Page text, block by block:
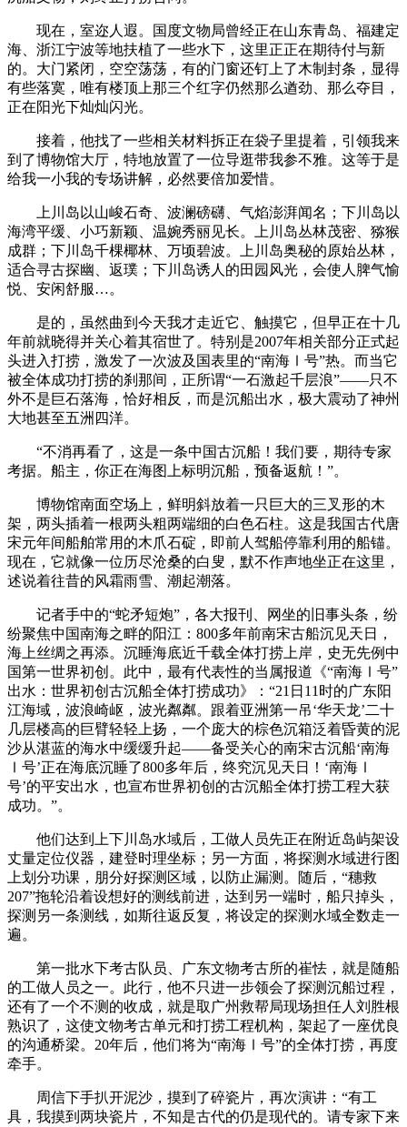
现在，室迩人遐。国度文物局曾经正在山东青岛、福建定
海、浙江宁波等地扶植了一些水下，这里正正在期待付与新
的。大门紧闭，空空荡荡，有的门窗还钉上了木制封条，显得
有些落寞，唯有楼顶上那三个红字仍然那么遒劲、那么夺目，
正在阳光下灿灿闪光。
接着，他找了一些相关材料拆正在袋子里提着，引领我来
到了博物馆大厅，特地放置了一位导逛带我参不雅。这等于是
给我一小我的专场讲解，必然要倍加爱惜。
上川岛以山峻石奇、波澜磅礴、气焰澎湃闻名；下川岛以
海湾平缓、小巧新颖、温婉秀丽见长。上川岛丛林茂密、猕猴
成群；下川岛千棵椰林、万顷碧波。上川岛奥秘的原始丛林，
适合寻古探幽、返璞；下川岛诱人的田园风光，会使人脾气愉
悦、安闲舒服…。
是的，虽然曲到今天我才走近它、触摸它，但早正在十几
年前就晓得并关心着其宿世了。特别是2007年相关部分正式起
头进入打捞，激发了一次波及国表里的“南海Ⅰ号”热。而当它
被全体成功打捞的刹那间，正所谓“一石激起千层浪”——只不
外不是巨石落海，恰好相反，而是沉船出水，极大震动了神州
大地甚至五洲四洋。
“不消再看了，这是一条中国古沉船！我们要，期待专家
考据。船主，你正在海图上标明沉船，预备返航！”。
博物馆南面空场上，鲜明斜放着一只巨大的三叉形的木
架，两头插着一根两头粗两端细的白色石柱。这是我国古代唐
宋元年间船舶常用的木爪石碇，即前人驾船停靠利用的船锚。
现在，它就像一位历尽沧桑的白叟，默不作声地坐正在这里，
述说着往昔的风霜雨雪、潮起潮落。
记者手中的“蛇矛短炮”，各大报刊、网坐的旧事头条，纷
纷聚焦中国南海之畔的阳江：800多年前南宋古船沉见天日，
海上丝绸之再添。沉睡海底近千载全体打捞上岸，史无先例中
国第一世界初创。此中，最有代表性的当属报道《“南海Ⅰ号”
出水：世界初创古沉船全体打捞成功》：“21日11时的广东阳
江海域，波浪崎岖，波光粼粼。跟着亚洲第一吊‘华天龙’二十
几层楼高的巨臂轻轻上扬，一个庞大的棕色沉箱泛着昏黄的泥
沙从湛蓝的海水中缓缓升起——备受关心的南宋古沉船‘南海
Ⅰ号’正在海底沉睡了800多年后，终究沉见天日！‘南海Ⅰ
号’的平安出水，也宣布世界初创的古沉船全体打捞工程大获
成功。”。
他们达到上下川岛水域后，工做人员先正在附近岛屿架设
丈量定位仪器，建登时理坐标；另一方面，将探测水域进行图
上划分功课，朋分好探测区域，以防止漏测。随后，“穗救
207”拖轮沿着设想好的测线前进，达到另一端时，船只掉头，
探测另一条测线，如斯往返反复，将设定的探测水域全数走一
遍。
第一批水下考古队员、广东文物考古所的崔怯，就是随船
的工做人员之一。此行，他不只进一步领会了探测沉船过程，
还有了一个不测的收成，就是取广州救帮局现场担任人刘胜根
熟识了，这使文物考古单元和打捞工程机构，架起了一座优良
的沟通桥梁。20年后，他们将为“南海Ⅰ号”的全体打捞，再度
牵手。
周信下手扒开泥沙，摸到了碎瓷片，再次演讲：“有工
具，我摸到两块瓷片，不知是古代的仍是现代的。请专家下来